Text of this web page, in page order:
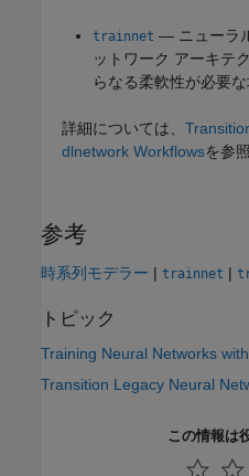
trainnet — ニューラ
ットワーク アーキテ
らなる柔軟性が必要
詳細については、
dlnetwork Workflowsを参
参考
時系列モデラー | trainnet |
トピック
Training Neural Networks
Transition Legacy Neural
この情報は